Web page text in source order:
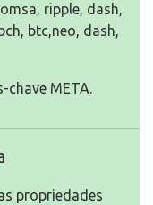
ripple, dash,
btc,neo, dash,
chave META.
propriedades